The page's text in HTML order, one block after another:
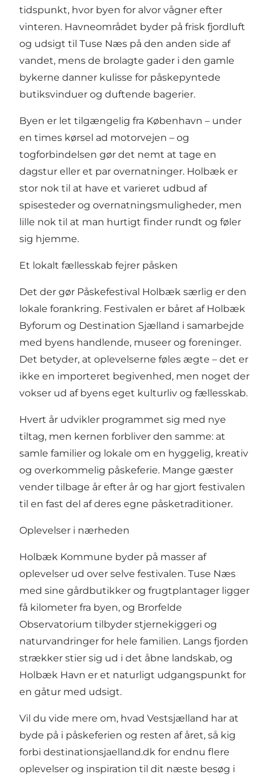
tidspunkt, hvor byen for alvor vågner efter
vinteren. Havneområdet byder på frisk fjordluft
og udsigt til Tuse Næs på den anden side af
vandet, mens de brolagte gader i den gamle
bykerne danner kulisse for påskepyntede
butiksvinduer og duftende bagerier.
Byen er let tilgængelig fra København – under
en times kørsel ad motorvejen – og
togforbindelsen gør det nemt at tage en
dagstur eller et par overnatninger. Holbæk er
stor nok til at have et varieret udbud af
spisesteder og overnatningsmuligheder, men
lille nok til at man hurtigt finder rundt og føler
sig hjemme.
Et lokalt fællesskab fejrer påsken
Det der gør Påskefestival Holbæk særlig er den
lokale forankring. Festivalen er båret af Holbæk
Byforum og Destination Sjælland i samarbejde
med byens handlende, museer og foreninger.
Det betyder, at oplevelserne føles ægte – det er
ikke en importeret begivenhed, men noget der
vokser ud af byens eget kulturliv og fællesskab.
Hvert år udvikler programmet sig med nye
tiltag, men kernen forbliver den samme: at
samle familier og lokale om en hyggelig, kreativ
og overkommelig påskeferie. Mange gæster
vender tilbage år efter år og har gjort festivalen
til en fast del af deres egne påsketraditioner.
Oplevelser i nærheden
Holbæk Kommune byder på masser af
oplevelser ud over selve festivalen. Tuse Næs
med sine gårdbutikker og frugtplantager ligger
få kilometer fra byen, og Brorfelde
Observatorium tilbyder stjernekiggeri og
naturvandringer for hele familien. Langs fjorden
strækker stier sig ud i det åbne landskab, og
Holbæk Havn er et naturligt udgangspunkt for
en gåtur med udsigt.
Vil du vide mere om, hvad Vestsjælland har at
byde på i påskeferien og resten af året, så kig
forbi destinationsjaelland.dk for endnu flere
oplevelser og inspiration til dit næste besøg i